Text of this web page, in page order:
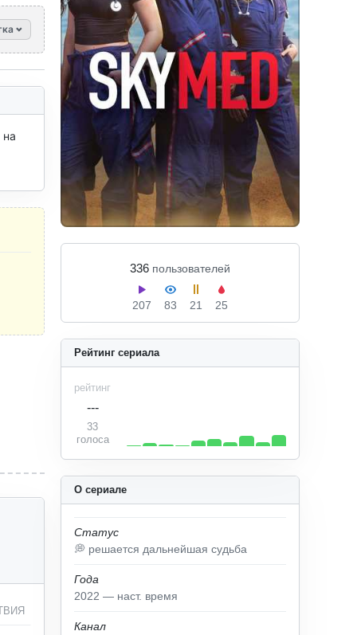
336 пользователей
207 83 21 25
О сериале
Статус
💭 решается дальнейшая судьба
Года
2022 — наст. время
Канал
Рейтинг сериала
рейтинг
---
33
голоса